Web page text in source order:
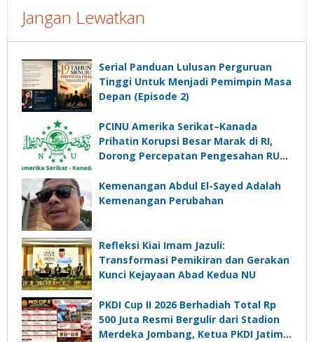
Jangan Lewatkan
Serial Panduan Lulusan Perguruan
Tinggi Untuk Menjadi Pemimpin Masa
Depan (Episode 2)
PCINU Amerika Serikat–Kanada
Prihatin Korupsi Besar Marak di RI,
Dorong Percepatan Pengesahan RUU
Kemenangan Abdul El-Sayed Adalah
Kemenangan Perubahan
Refleksi Kiai Imam Jazuli:
Transformasi Pemikiran dan Gerakan
Kunci Kejayaan Abad Kedua NU
PKDI Cup II 2026 Berhadiah Total Rp
500 Juta Resmi Bergulir dari Stadion
Merdeka Jombang, Ketua PKDI Jatim: